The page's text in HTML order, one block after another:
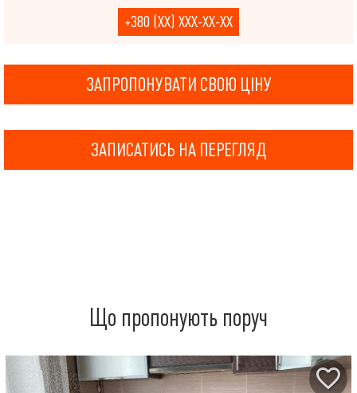
+380 (XX) XXX-XX-XX
ЗАПРОПОНУВАТИ СВОЮ ЦІНУ
ЗАПИСАТИСЬ НА ПЕРЕГЛЯД
Що пропонують поруч